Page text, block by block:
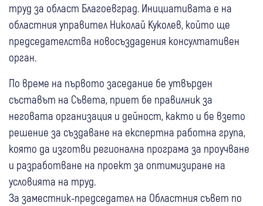
труд за област Благоевград. Инициативата е на
областния управител Николай Куколев, който ще
председателства новосъздадения консултативен
орган.
По време на първото заседание бе утвърден
съставът на Съвета, приет бе правилник за
неговата организация и дейност, както и бе взето
решение за създаване на експертна работна група,
която да изготви регионална програма за проучване
и разработване на проект за оптимизиране на
условията на труд.
За заместник-председател на Областния съвет по